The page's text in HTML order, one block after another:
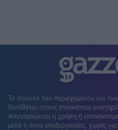
Το σύνολο του περιεχομένου και
διατίθεται στους επισκέπτες
Απαγορεύεται η χρήση ή
μετά ή άνευ επεξεργασίας, χωρίς